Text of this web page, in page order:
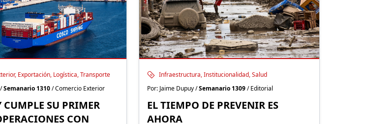
Exportación, Logística, Transporte
Semanario 1310/ Comercio Exterior
CUMPLE SU PRIMER
CON
Infraestructura, Institucionalidad, Salud
Por: Jaime Dupuy /Semanario 1309/ Editorial
EL TIEMPO DE PREVENIR ES
AHORA